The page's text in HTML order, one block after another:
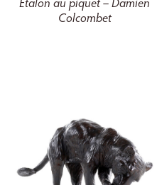
Colcombet